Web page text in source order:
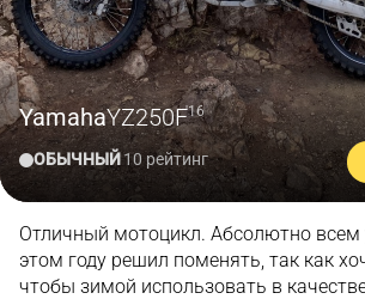
YamahaYZ250F'16
ОБЫЧНЫЙ10 рейтинг
Отличный мотоцикл. Абсолютно всем
этом году решил поменять, так как
чтобы зимой использовать в